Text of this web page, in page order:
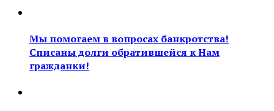
Мы помогаем в вопросах банкротства!
Списаны долги обратившейся к Нам
гражданки!